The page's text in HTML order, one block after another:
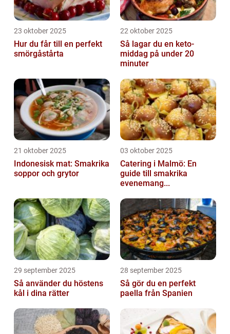
23 oktober 2025
Hur du får till en perfekt
smörgåstårta
22 oktober 2025
Så lagar du en keto-
middag på under 20
minuter
21 oktober 2025
Indonesisk mat: Smakrika
soppor och grytor
03 oktober 2025
Catering i Malmö: En
guide till smakrika
evenemang...
29 september 2025
Så använder du höstens
kål i dina rätter
28 september 2025
Så gör du en perfekt
paella från Spanien